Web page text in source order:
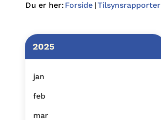
Du er her: Forside Tilsynsrapporter
2025
jan
feb
mar